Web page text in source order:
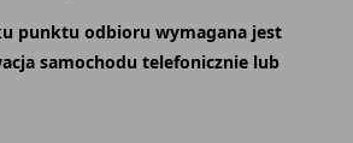
punktu odbioru wymagana jest
samochodu telefonicznie lub